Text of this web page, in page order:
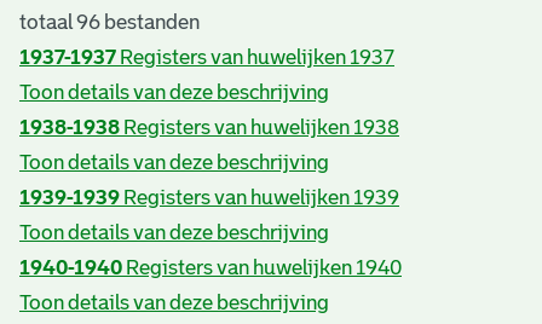
totaal 96 bestanden
1937-1937 Registers van huwelijken 1937
Toon details van deze beschrijving
1938-1938 Registers van huwelijken 1938
Toon details van deze beschrijving
1939-1939 Registers van huwelijken 1939
Toon details van deze beschrijving
1940-1940 Registers van huwelijken 1940
Toon details van deze beschrijving